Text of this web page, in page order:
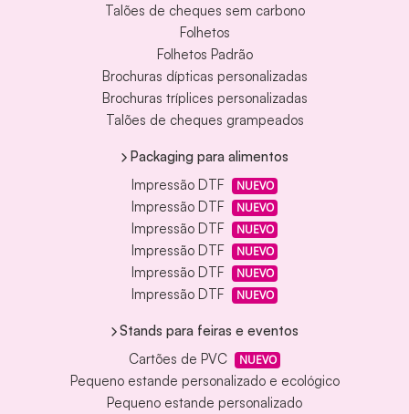
Talões de cheques sem carbono
Folhetos
Folhetos Padrão
Brochuras dípticas personalizadas
Brochuras tríplices personalizadas
Talões de cheques grampeados
Packaging para alimentos
Impressão DTF
NUEVO
Impressão DTF NUEVO
Impressão DTF NUEVO
Impressão DTF NUEVO
Impressão DTF NUEVO
Impressão DTF NUEVO
Stands para feiras e eventos
Cartões de PVC
NUEVO
Pequeno estande personalizado e ecológico
Pequeno estande personalizado